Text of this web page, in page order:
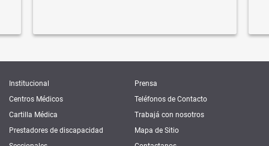
Institucional
Centros Médicos
Cartilla Médica
Prestadores de discapacidad
Prensa
Teléfonos de Contacto
Trabajá con nosotros
Mapa de Sitio